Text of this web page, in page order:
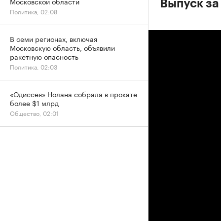
Выпуск
Политика, 02:08
В семи регионах, включая
Московскую область, объявили
ракетную опасность
Политика, 02:03
«Одиссея» Нолана собрала в прокате
более $1 млрд
Общество, 02:01